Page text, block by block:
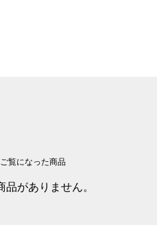
覧になった商品
がありません。